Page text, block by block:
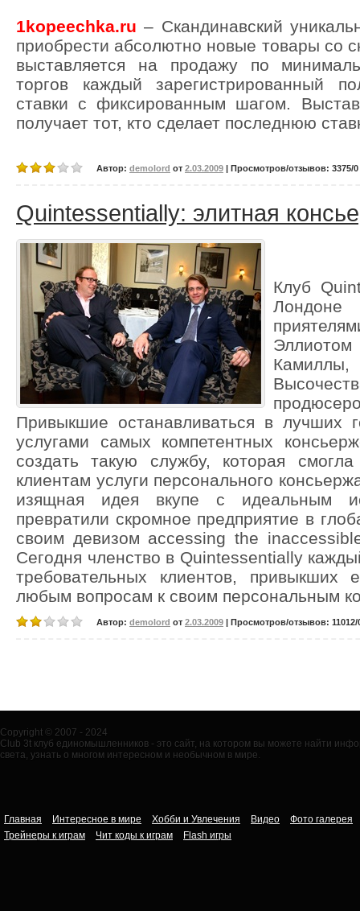
1kopeechka.ru – Скандинавский
приобрести абсолютно новые товары со
выставляется на продажу по
торгов каждый зарегистрированный
ставки с фиксированным шагом.
получает тот, кто сделает последнюю
Автор: demolord от 2.03.2009 | Просмотров/отзывов: 3375/0
Quintessentially: элитная
Клуб
Камиллы,
Привыкшие останавливаться в лучших
услугами самых компетентных
создать такую службу, которая
клиентам услуги персонального
изящная идея вкупе с идеальным
превратили скромное предприятие в
своим девизом accessing the
Сегодня членство в Quintessentially
требовательных клиентов, привыкших
любым вопросам к своим персональным
Автор: demolord от 2.03.2009 | Просмотров/отзывов: 11012/
Copyright © 2007 - 2024
Club 3t клуб единомышленников - это сайт, на котором вы можете найти
света, узнать о многом интересном и необычном в мире.
Главная Интересное в мире Хобби и Увлечения Видео
Фото галерея
Трейнеры к играм
Чит коды к играм Flash игры